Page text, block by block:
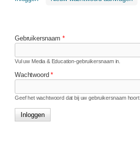
Gebruikersnaam *
Vul uw Media & Education-gebruikersnaam in.
Wachtwoord*
Geef het wachtwoord dat bij uw gebruikersnaam hoort.